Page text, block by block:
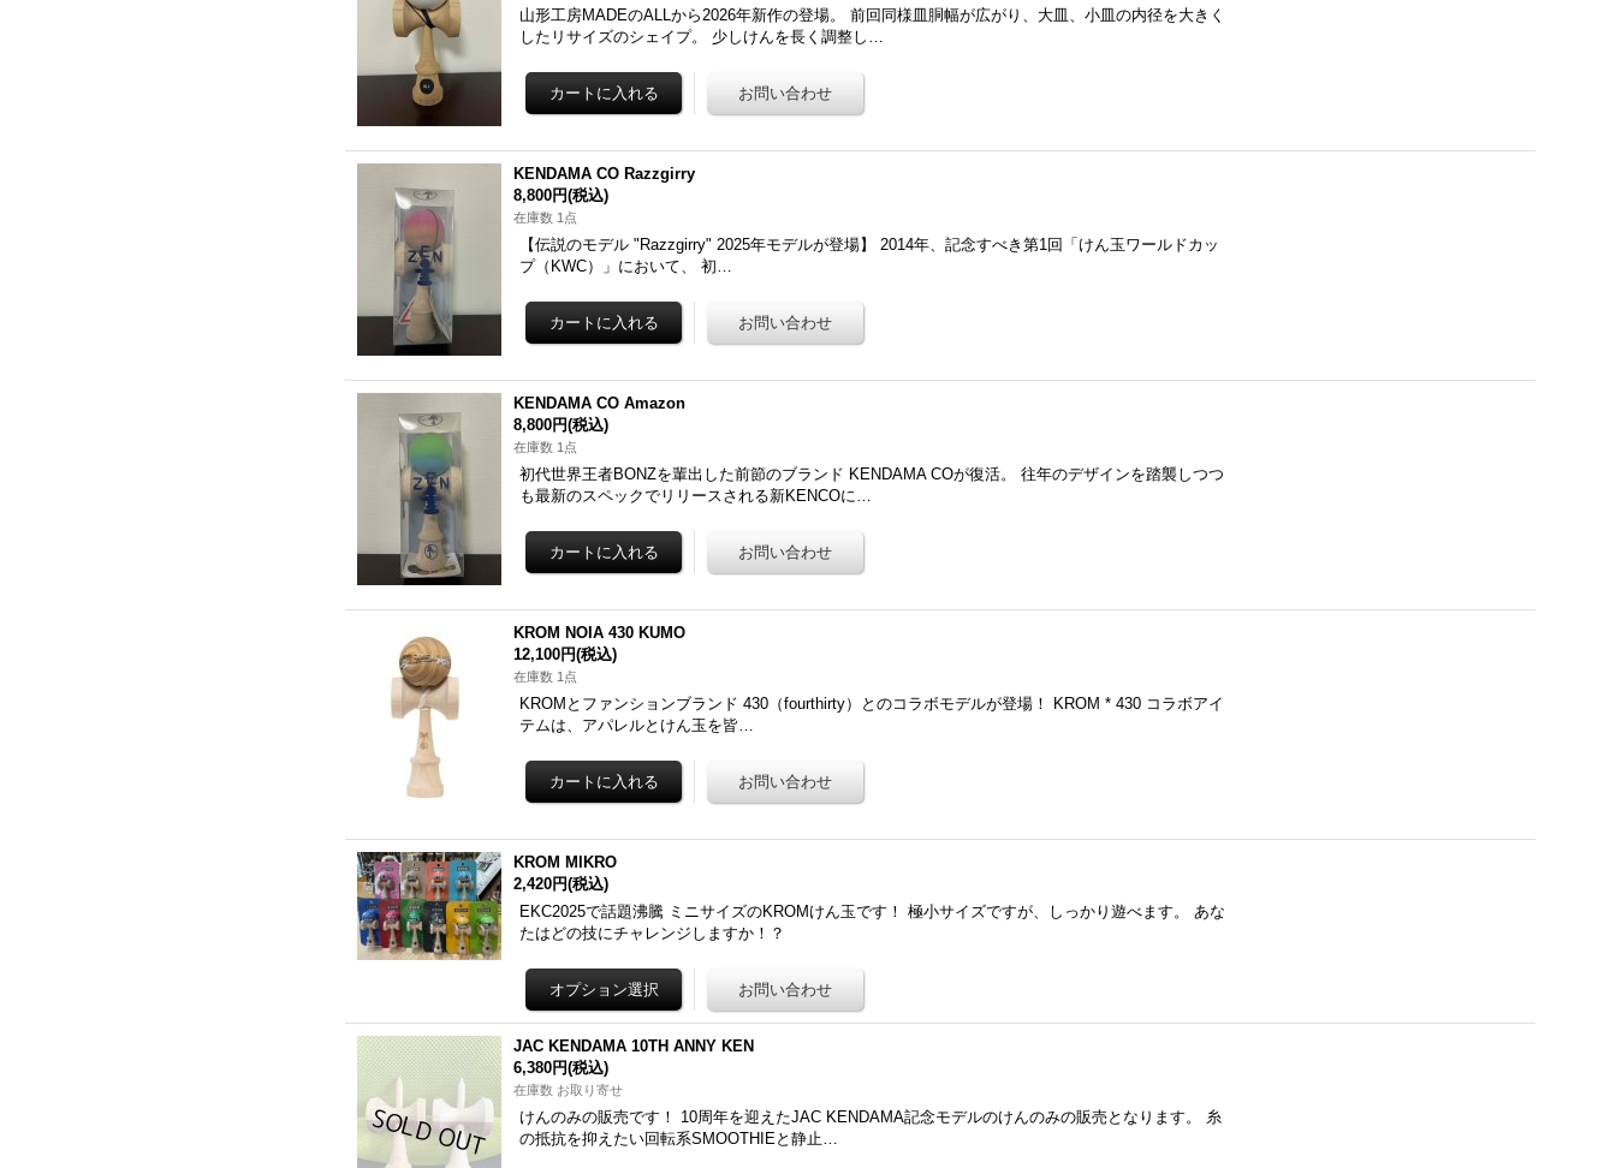
山形工房MADEのALLから2026年新作の登場。 前回同様皿胴幅が広がり、大皿、小皿の内径を大きく
したリサイズのシェイプ。 少しけんを長く調整し…
KENDAMA CO Razzgirry
8,800円(税込)
在庫数 1点
【伝説のモデル "Razzgirry" 2025年モデルが登場】 2014年、記念すべき第1回「けん玉ワールドカッ
プ（KWC）」において、 初…
KENDAMA CO Amazon
8,800円(税込)
在庫数 1点
初代世界王者BONZを輩出した前節のブランド KENDAMA COが復活。 往年のデザインを踏襲しつつ
も最新のスペックでリリースされる新KENCOに…
KROM NOIA 430 KUMO
12,100円(税込)
在庫数 1点
KROMとファンションブランド 430（fourthirty）とのコラボモデルが登場！ KROM * 430 コラボアイ
テムは、アパレルとけん玉を皆…
KROM MIKRO
2,420円(税込)
EKC2025で話題沸騰 ミニサイズのKROMけん玉です！ 極小サイズですが、しっかり遊べます。 あな
たはどの技にチャレンジしますか！？
JAC KENDAMA 10TH ANNY KEN
6,380円(税込)
在庫数 お取り寄せ
けんのみの販売です！ 10周年を迎えたJAC KENDAMA記念モデルのけんのみの販売となります。 糸
の抵抗を抑えたい回転系SMOOTHIEと静止…